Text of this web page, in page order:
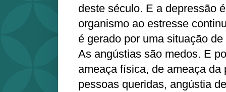
deste século. E a depressão
organismo ao estresse
é gerado por uma situação
As angústias são medos. E
ameaça física, de ameaça da
pessoas queridas, angústia